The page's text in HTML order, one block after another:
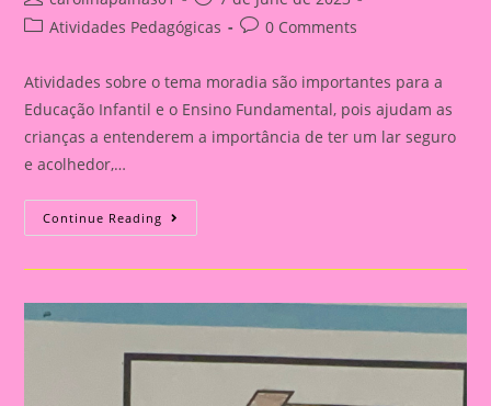
author:
published:
PostAtividades Pedagógicas
Post0 Comments
Atividades sobre o tema moradia são importantes para a
Educação Infantil e o Ensino Fundamental, pois ajudam as
crianças a entenderem a importância de ter um lar seguro
e acolhedor,…
Continue Reading Atividade
Com
Tema